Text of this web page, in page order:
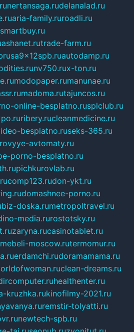
nertansaga.rudelanalad.ru
aria-family.ruroadli.ru
ashanet.rutrade-farm.ru
autodamp.ru
nv750.rux-ton.ru
modopaper.rumanunae.ru
madoma.rutajuncos.ru
online-besplatno.rusplclub.ru
ribery.rucleanmedicine.ru
besplatno.ruseks-365.ru
avtomaty.ru
porno-besplatno.ru
pichkurovlab.ru
comp123.rudon-ykt.ru
domashnee-porno.ru
biz-doska.rumetropoltravel.ru
media.rurostotsky.ru
zaryna.rucasinotablet.ru
moscow.rutermomur.ru
erdamchi.rudoramamama.ru
clean-dreams.ru
healthenter.ru
kruzhka.rukinofilmy-2021.ru
remstir-tolyatti.ru
newtech-spb.ru